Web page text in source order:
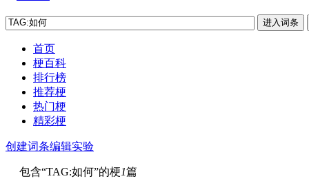
首页
梗百科
排行榜
推荐梗
热门梗
精彩梗
创建词条编辑实验
包含“TAG:如何”的梗1篇